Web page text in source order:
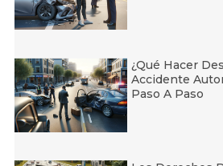
¿Qué Hacer
Accidente
Paso A Paso